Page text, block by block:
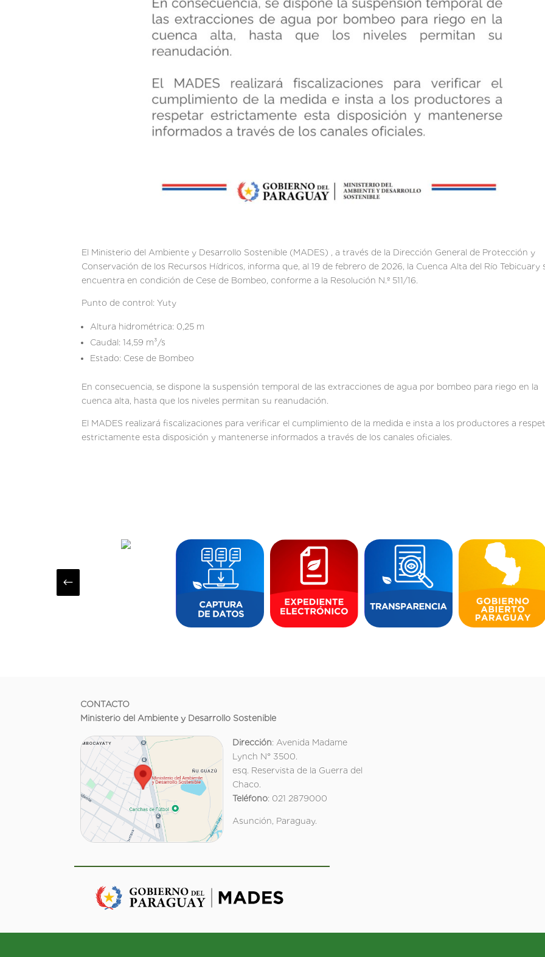
El Ministerio del Ambiente y Desarrollo Sostenible (MADES) , a través de la Dirección General de Protección y
Conservación de los Recursos Hídricos, informa que, al 19 de febrero de 2026, la Cuenca Alta del Río Tebicuary
encuentra en condición de Cese de Bombeo, conforme a la Resolución N.º 511/16.
Punto de control: Yuty
Altura hidrométrica: 0,25 m
Caudal: 14,59 m³/s
Estado: Cese de Bombeo
En consecuencia, se dispone la suspensión temporal de las extracciones de agua por bombeo para riego en la
cuenca alta, hasta que los niveles permitan su reanudación.
El MADES realizará fiscalizaciones para verificar el cumplimiento de la medida e insta a los productores a
estrictamente esta disposición y mantenerse informados a través de los canales oficiales.
#
CONTACTO
Ministerio del Ambiente y Desarrollo Sostenible
Dirección: Avenida Madame
Lynch N° 3500.
esq. Reservista de la Guerra del
Chaco.
Teléfono: 021 2879000
Asunción, Paraguay.